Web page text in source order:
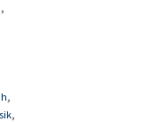
,
,
,